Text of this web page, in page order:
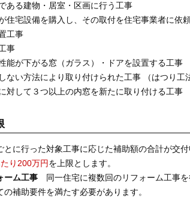
ある建物・居室・区画に行う工事
住宅設備を購入し、その取付を住宅事業者に依
工事
事
能が下がる窓（ガラス）・ドアを設置する工事
ない方法により取り付けられた工事 （はつり工
対して３つ以上の内窓を新たに取り付ける工事
に行った対象工事に応じた補助額の合計が交付
り200万円を上限とします。
ーム工事 同一住宅に複数回のリフォーム工事
補助要件を満たす必要があります。